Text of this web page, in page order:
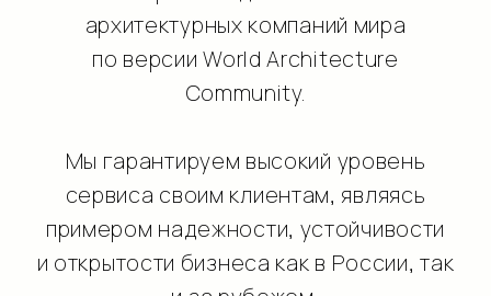
ОБСУДИТЬ ПРОЕКТ